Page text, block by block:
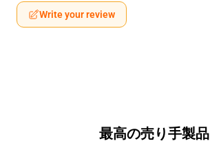
Write your review
最高の売り手製品